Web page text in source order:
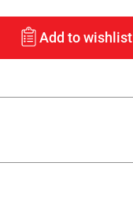
Add to wishlist